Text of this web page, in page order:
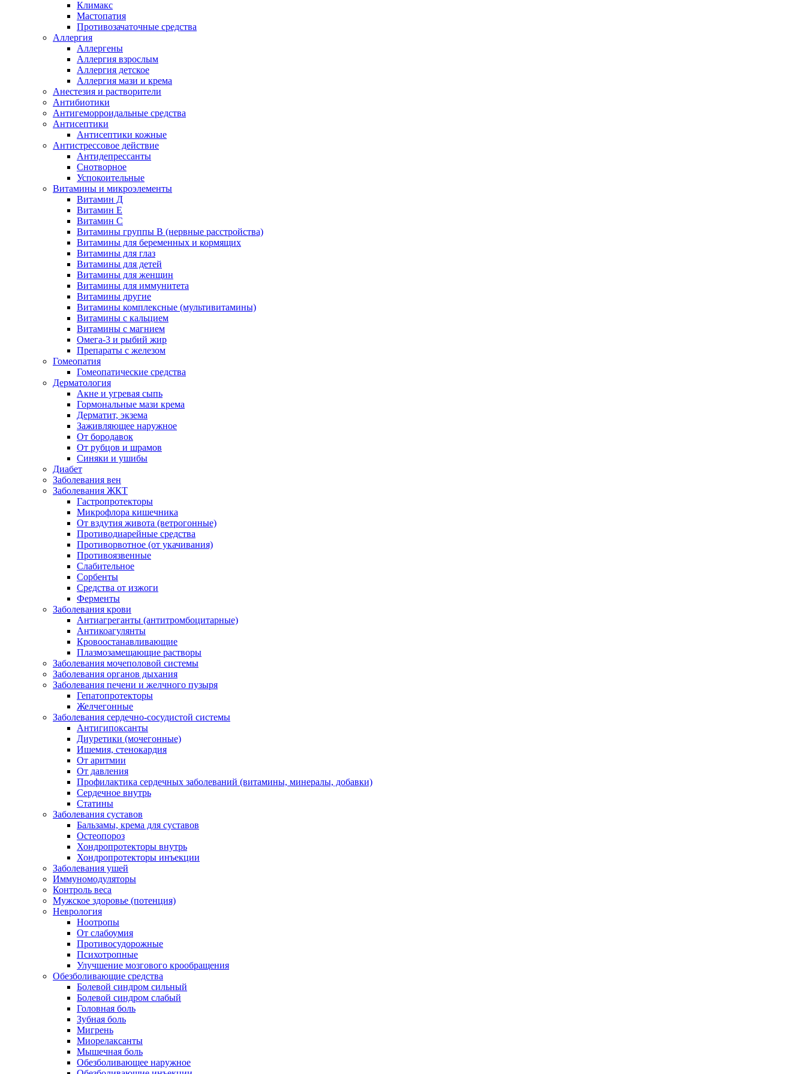
Климакс
Мастопатия
Противозачаточные средства
Аллергия
Аллергены
Аллергия взрослым
Аллергия детское
Аллергия мази и крема
Анестезия и растворители
Антибиотики
Антигеморроидальные средства
Антисептики
Антисептики кожные
Антистрессовое действие
Антидепрессанты
Снотворное
Успокоительные
Витамины и микроэлементы
Витамин Д
Витамин Е
Витамин С
Витамины группы В (нервные расстройства)
Витамины для беременных и кормящих
Витамины для глаз
Витамины для детей
Витамины для женщин
Витамины для иммунитета
Витамины другие
Витамины комплексные (мультивитамины)
Витамины с кальцием
Витамины с магнием
Омега-3 и рыбий жир
Препараты с железом
Гомеопатия
Гомеопатические средства
Дерматология
Акне и угревая сыпь
Гормональные мази крема
Дерматит, экзема
Заживляющее наружное
От бородавок
От рубцов и шрамов
Синяки и ушибы
Диабет
Заболевания вен
Заболевания ЖКТ
Гастропротекторы
Микрофлора кишечника
От вздутия живота (ветрогонные)
Противодиарейные средства
Противорвотное (от укачивания)
Противоязвенные
Слабительное
Сорбенты
Средства от изжоги
Ферменты
Заболевания крови
Антиагреганты (антитромбоцитарные)
Антикоагулянты
Кровоостанавливающие
Плазмозамещающие растворы
Заболевания мочеполовой системы
Заболевания органов дыхания
Заболевания печени и желчного пузыря
Гепатопротекторы
Желчегонные
Заболевания сердечно-сосудистой системы
Антигипоксанты
Диуретики (мочегонные)
Ишемия, стенокардия
От аритмии
От давления
Профилактика сердечных заболеваний (витамины, минералы, добавки)
Сердечное внутрь
Статины
Заболевания суставов
Бальзамы, крема для суставов
Остеопороз
Хондропротекторы внутрь
Хондропротекторы инъекции
Заболевания ушей
Иммуномодуляторы
Контроль веса
Мужское здоровье (потенция)
Неврология
Ноотропы
От слабоумия
Противосудорожные
Психотропные
Улучшение мозгового крообращения
Обезболивающие средства
Болевой синдром сильный
Болевой синдром слабый
Головная боль
Зубная боль
Мигрень
Миорелаксанты
Мышечная боль
Обезболивающее наружное